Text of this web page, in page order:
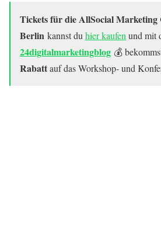
Tickets für die AllSocial Marketing
Berlin kannst duhier kaufenund mit
24digitalmarketingblog 💰
Rabattauf das Workshop- und